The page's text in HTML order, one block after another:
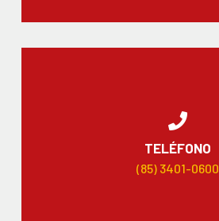
TELÉFONO
(85) 3401-0600